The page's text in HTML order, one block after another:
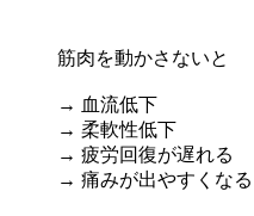
筋肉を動かさないと
→ 血流低下
→ 柔軟性低下
→ 疲労回復が遅れる
→ 痛みが出やすくなる